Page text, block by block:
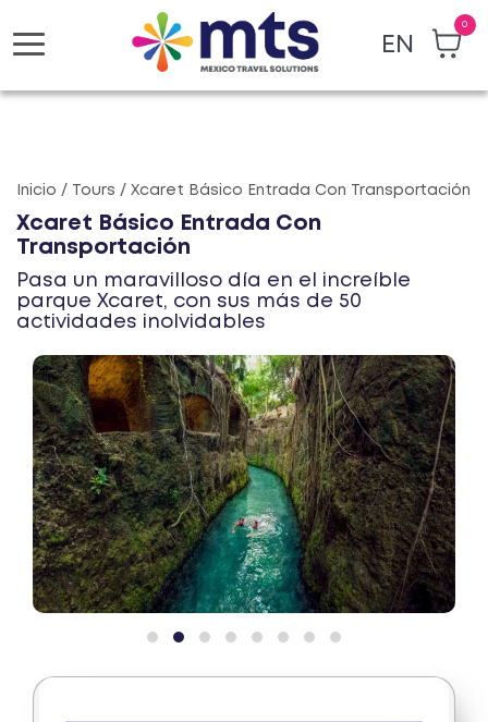
Toggle
EN
0
Inicio / Tours / Xcaret Básico Entrada Con Transportación
Xcaret Básico Entrada Con
Transportación
Pasa un maravilloso día en el increíble
parque Xcaret, con sus más de 50
actividades inolvidables